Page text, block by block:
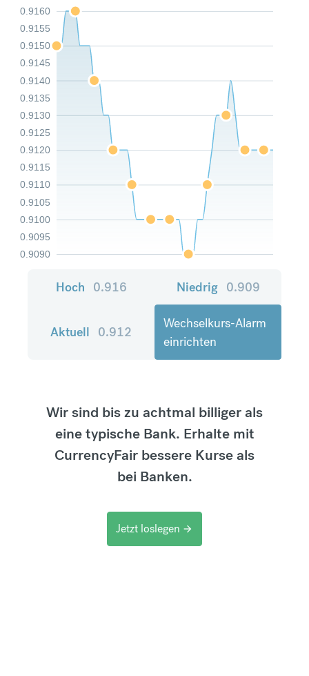
0.9090
0.9095
0.9100
0.9105
0.9110
0.9115
0.9120
0.9125
0.9130
0.9135
0.9140
0.9145
0.9150
0.9155
0.9160
Hoch 0.916 Niedrig 0.909
Aktuell 0.912
Wechselkurs-Alarm
einrichten
Wir sind bis zu achtmal billiger als
eine typische Bank. Erhalte mit
CurrencyFair bessere Kurse als
bei Banken.
Jetzt loslegen arrow_forward